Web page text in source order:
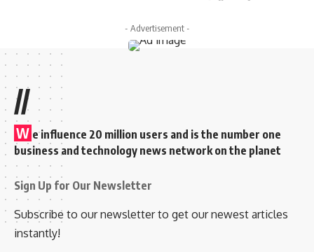
- Advertisement -
//
W e influence 20 million users and is the number one
business and technology news network on the planet
Sign Up for Our Newsletter
Subscribe to our newsletter to get our newest articles
instantly!